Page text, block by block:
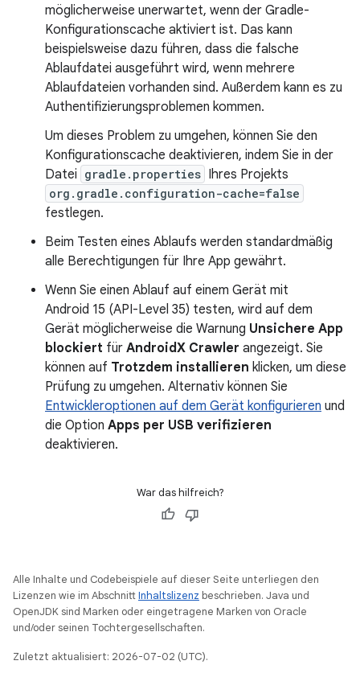
möglicherweise unerwartet, wenn der Gradle-
Konfigurationscache aktiviert ist. Das kann
beispielsweise dazu führen, dass die falsche
Ablaufdatei ausgeführt wird, wenn mehrere
Ablaufdateien vorhanden sind. Außerdem kann es zu
Authentifizierungsproblemen kommen.
Um dieses Problem zu umgehen, können Sie den
Konfigurationscache deaktivieren, indem Sie in der
Datei gradle.properties Ihres Projekts
org.gradle.configuration-cache=false
festlegen.
Beim Testen eines Ablaufs werden standardmäßig
alle Berechtigungen für Ihre App gewährt.
Wenn Sie einen Ablauf auf einem Gerät mit
Android 15 (API-Level 35) testen, wird auf dem
Gerät möglicherweise die Warnung Unsichere App
blockiert für AndroidX Crawler angezeigt. Sie
können auf Trotzdem installieren klicken, um diese
Prüfung zu umgehen. Alternativ können Sie
Entwickleroptionen auf dem Gerät konfigurieren und
die Option Apps per USB verifizieren
deaktivieren.
War das hilfreich?
Alle Inhalte und Codebeispiele auf dieser Seite unterliegen den
Lizenzen wie im AbschnittInhaltslizenz beschrieben. Java und
OpenJDK sind Marken oder eingetragene Marken von Oracle
und/oder seinen Tochtergesellschaften.
Zuletzt aktualisiert: 2026-07-02 (UTC).